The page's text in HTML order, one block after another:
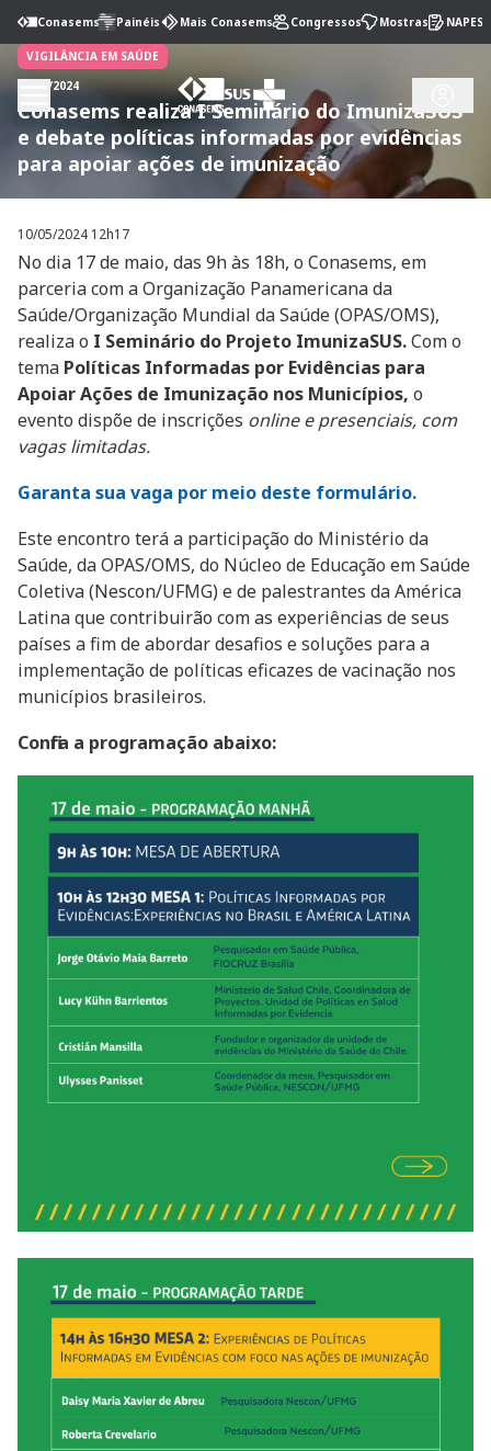
Conasems Painéis Mais Conasems Congressos Mostras NAPES
VIGILÂNCIA EM SAÚDE
10/05/2024
Conasems realiza I Seminário do ImunizaSUS
e debate políticas informadas por evidências
para apoiar ações de imunização
10/05/2024 12h17
No dia 17 de maio, das 9h às 18h, o Conasems, em
parceria com a Organização Panamericana da
Saúde/Organização Mundial da Saúde (OPAS/OMS),
realiza o I Seminário do Projeto ImunizaSUS.Com o
tema Políticas Informadas por Evidências para
Apoiar Ações de Imunização nos Municípios, o
evento dispõe de inscrições online e presenciais, com
vagas limitadas.
Garanta sua vaga por meio deste formulário.
Este encontro terá a participação do Ministério da
Saúde, da OPAS/OMS, do Núcleo de Educação em Saúde
Coletiva (Nescon/UFMG) e de palestrantes da América
Latina que contribuirão com as experiências de seus
países a fim de abordar desafios e soluções para a
implementação de políticas eficazes de vacinação nos
municípios brasileiros.
Confira a programação abaixo: